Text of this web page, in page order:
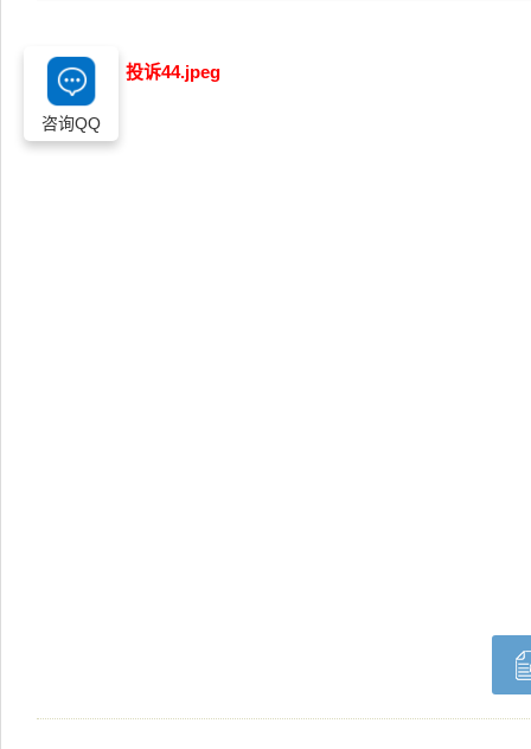
附件下载： 投诉44.jpeg
咨询QQ